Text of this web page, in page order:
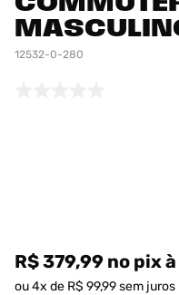
12532-0-280
R$ 379,99 no pix
ou4x de R$ 99,99sem juros